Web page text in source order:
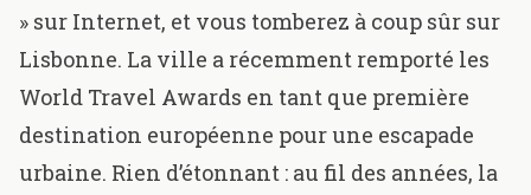
» sur Internet, et vous tomberez à coup sûr sur
Lisbonne. La ville a récemment remporté les
World Travel Awards en tant que première
destination européenne pour une escapade
urbaine. Rien d’étonnant : au fil des années, la